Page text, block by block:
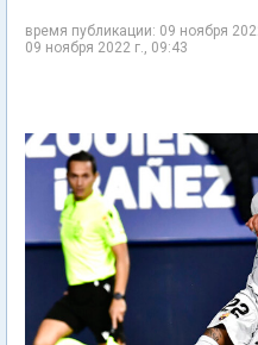
время публикации: 09 ноября
09 ноября 2022 г., 09:43